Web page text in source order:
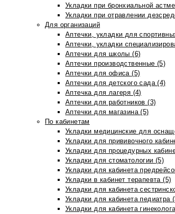
Укладки при бронхиальной астме
Укладки при отравлении
Для организаций
Аптечки, укладки для
Аптечки, укладки
Аптечки для школы (6)
Аптечки производственные (5)
Аптечки для офиса (5)
Аптечки для детского сада (4)
Аптечка для лагеря (4)
Аптечки для работников (3)
Аптечки для магазина (5)
По кабинетам
Укладки медицинские для
Укладки для прививочного
Укладки для процедурных
Укладки для стоматологии (5)
Укладки для кабинета
Укладки в кабинет терапевта (5)
Укладки для кабинета
Укладки для кабинета педиатра
Укладки для кабинета